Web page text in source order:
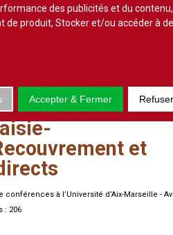
et
conférences à l’Université d’Aix-Marseille -
: 206
des publicités et du
de produit, Stocker et/ou accéder à
Accepter & Fermer Refuser